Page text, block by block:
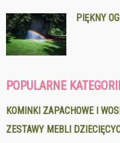
PIĘKNY
POPULARNE
KOMINKI ZAPACHOWE I
ZESTAWY MEBLI